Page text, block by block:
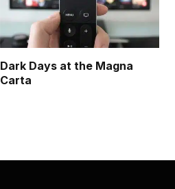
Dark Days at the Magna
Carta